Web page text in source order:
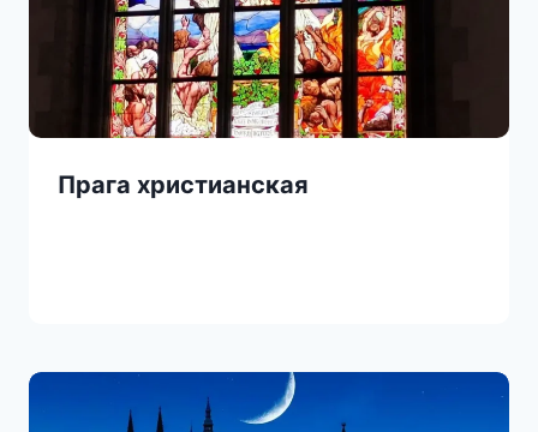
Прага христианская